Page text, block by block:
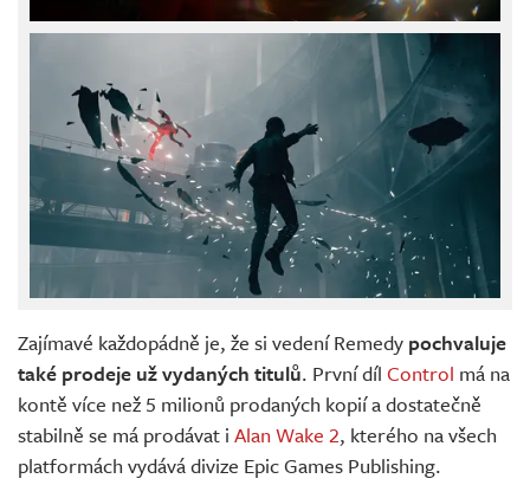
Zajímavé každopádně je, že si vedení Remedy pochvaluje
také prodeje už vydaných titulů. První díl Control má na
kontě více než 5 milionů prodaných kopií a dostatečně
stabilně se má prodávat i Alan Wake 2, kterého na všech
platformách vydává divize Epic Games Publishing.